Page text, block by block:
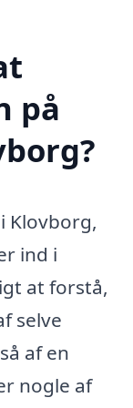
på
Klovborg,
ind i
at forstå,
selve
af en
nogle af